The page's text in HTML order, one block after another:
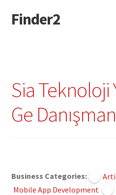
Skip
to
Skip
to
Finder2
Sia Teknoloji
Ge
Business Categories:
Mobile App Development